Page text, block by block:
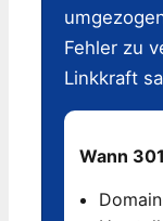
Fehler zu
Linkkraft
Wann